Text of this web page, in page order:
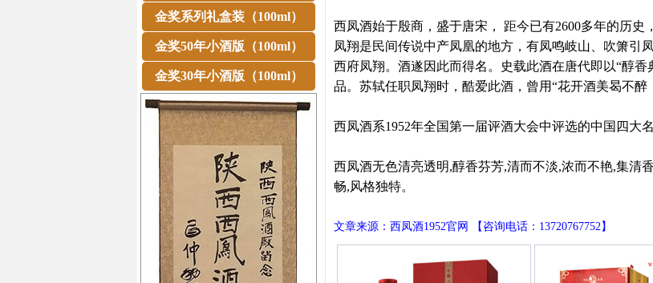
金奖系列礼盒装（100ml）
金奖50年小酒版（100ml）
金奖30年小酒版（100ml）
西凤酒始于殷商，盛于唐宋， 距今已有2600多年的历史
凤翔是民间传说中产凤凰的地方，有凤鸣岐山、吹箫引
西府凤翔。酒遂因此而得名。史载此酒在唐代即以“醇
品。苏轼任职凤翔时，酷爱此酒，曾用“花开酒美曷不醉
西凤酒系1952年全国第一届评酒大会中评选的中国四大
西凤酒无色清亮透明,醇香芬芳,清而不淡,浓而不艳,集清
畅,风格独特。
文章来源：西凤酒1952官网 【咨询电话：13720767752】